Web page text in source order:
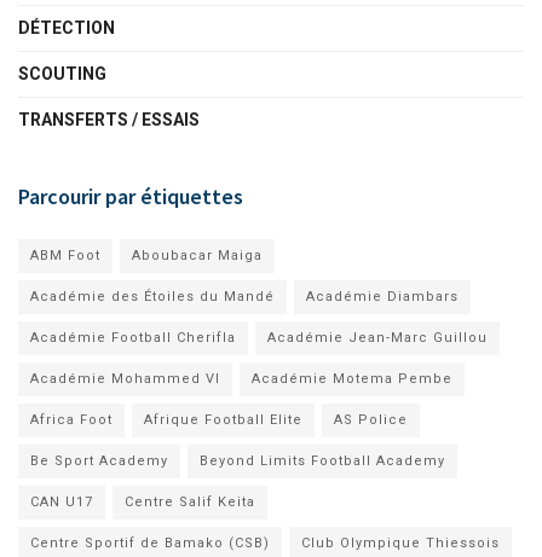
DÉTECTION
SCOUTING
TRANSFERTS / ESSAIS
Parcourir par étiquettes
ABM Foot Aboubacar Maiga
Académie des Étoiles du Mandé Académie Diambars
Académie Football Cherifla Académie Jean-Marc Guillou
Académie Mohammed VI Académie Motema Pembe
Africa Foot Afrique Football Elite AS Police
Be Sport Academy Beyond Limits Football Academy
CAN U17 Centre Salif Keita
Centre Sportif de Bamako (CSB) Club Olympique Thiessois